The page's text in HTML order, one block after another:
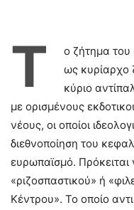
Τ
ο ζήτημα του
ως κυρίαρχο
κύριο
με ορισμένους
νέους, οι οποίοι
διεθνοποίηση του
ευρωπαϊσμό. Πρόκειται
«ριζοσπαστικού» ή
Κέντρου». Το οποίο